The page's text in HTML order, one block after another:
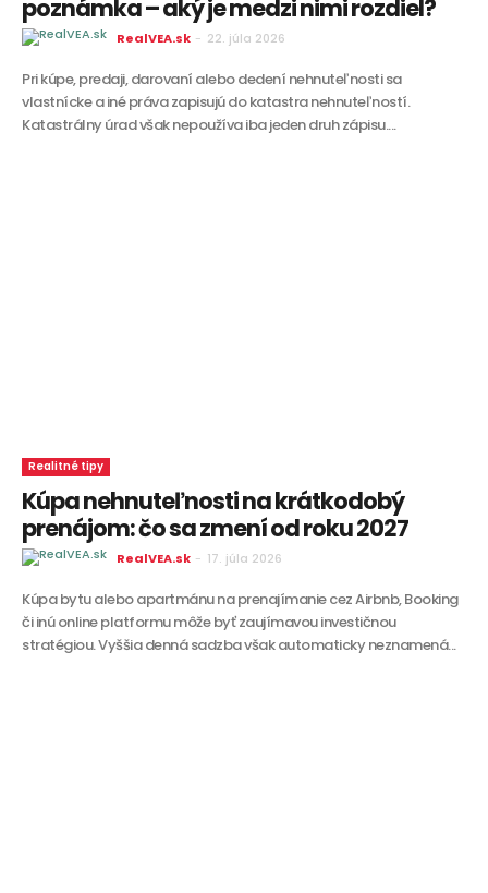
poznámka – aký je medzi nimi rozdiel?
RealVEA.sk - 22. júla 2026
Pri kúpe, predaji, darovaní alebo dedení nehnuteľnosti sa
vlastnícke a iné práva zapisujú do katastra nehnuteľností.
Katastrálny úrad však nepoužíva iba jeden druh zápisu....
Realitné tipy
Kúpa nehnuteľnosti na krátkodobý
prenájom: čo sa zmení od roku 2027
RealVEA.sk - 17. júla 2026
Kúpa bytu alebo apartmánu na prenajímanie cez Airbnb, Booking
či inú online platformu môže byť zaujímavou investičnou
stratégiou. Vyššia denná sadzba však automaticky neznamená...